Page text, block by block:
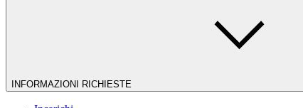
INFORMAZIONI RICHIESTE